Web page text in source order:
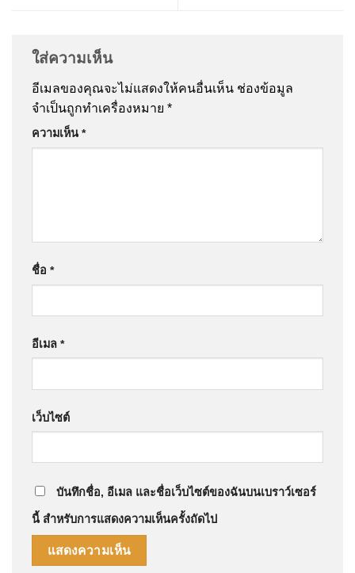
ใส่ความเห็น
อีเมลของคุณจะไม่แสดงให้คนอื่นเห็น ช่องข้อมูล
จำเป็นถูกทำเครื่องหมาย *
ความเห็น *
ชื่อ *
อีเมล *
เว็บไซต์
บันทึกชื่อ, อีเมล และชื่อเว็บไซต์ของฉันบนเบราว์เซอร์
นี้ สำหรับการแสดงความเห็นครั้งถัดไป